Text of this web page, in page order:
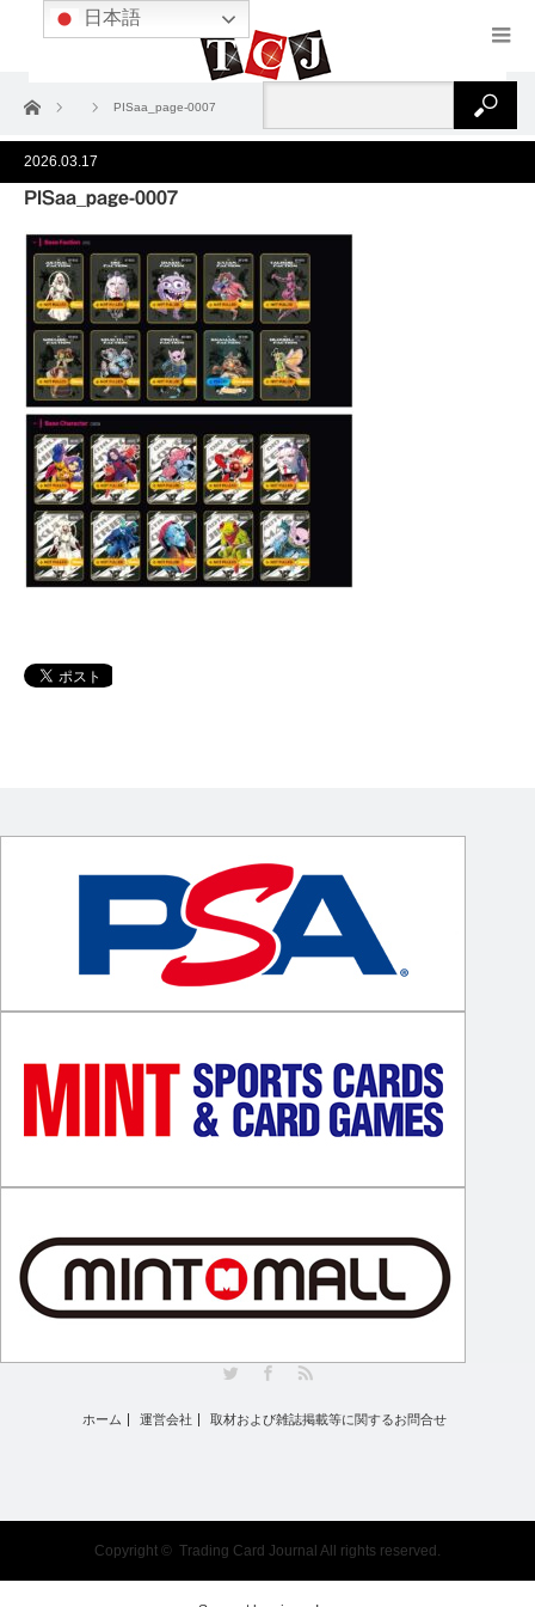
ホーム PISaa_page-0007
2026.03.17
PISaa_page-0007
ホーム 運営会社 取材および雑誌掲載等に関するお問合せ
Copyright © Trading Card Journal All rights reserved.
日本語